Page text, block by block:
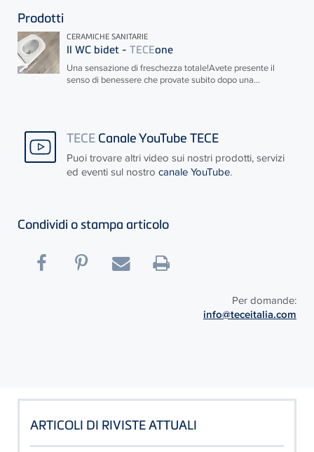
Prodotti
CERAMICHE SANITARIE
Il WC bidet - TECEone
Una sensazione di freschezza totale!Avete presente il
senso di benessere che provate subito dopo una...
TECE Canale YouTube TECE
Puoi trovare altri video sui nostri prodotti, servizi
ed eventi sul nostro canale YouTube.
Condividi o stampa articolo
Per domande:
info@teceitalia.com
ARTICOLI DI RIVISTE ATTUALI